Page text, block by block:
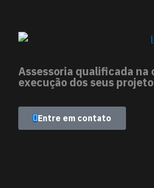
Assessoria qualificada na
execução dos seus
Entre em contato